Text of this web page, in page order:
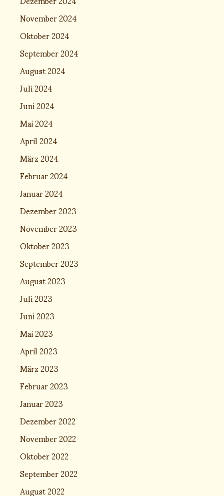
November 2024
Oktober 2024
September 2024
August 2024
Juli 2024
Juni 2024
Mai 2024
April 2024
März 2024
Februar 2024
Januar 2024
Dezember 2023
November 2023
Oktober 2023
September 2023
August 2023
Juli 2023
Juni 2023
Mai 2023
April 2023
März 2023
Februar 2023
Januar 2023
Dezember 2022
November 2022
Oktober 2022
September 2022
August 2022